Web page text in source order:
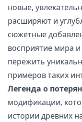
новые,
расширяют и
сюжетные
восприятие мира
пережить
примеров таких
Легенда о
модификации,
истории древних